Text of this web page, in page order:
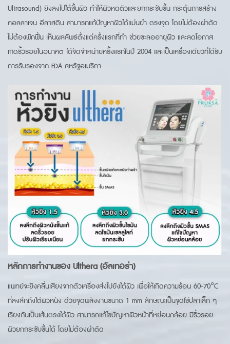
Ultrasound) ยิงลงไปใต้ชั้นผิว ทำให้ผิวหดตัวและยกกระชับขึ้น กระตุ้นการสร้าง
คอลลาเจน อีลาสติน สามารถแก้ปัญหาผิวได้แม่นยำ ตรงจุด โดยไม่ต้องผ่าตัด
ไม่ต้องพักฟื้น เห็นผลลัพธ์ตั้งแต่ครั้งแรกที่ทำ ช่วยชะลออายุผิว และลดโอกาส
เกิดริ้วรอยในอนาคต ได้จัดจำหน่ายครั้งแรกในปี 2004 และเป็นเครื่องเดียวที่ได้รับ
การรับรองจาก FDA สหรัฐอเมริกา
หลักการทำงานของ Ulthera (อัลเทอร่า)
แพทย์จะยิงคลื่นเสียงจากตัวเครื่องส่งไปยังใต้ผิว เพื่อให้เกิดความร้อน 60-70°C
ที่ลงลึกถึงใต้ผิวหนัง ด้วยจุดพลังงานขนาด 1 mm ลักษณะเป็นจุดไข่ปลาเล็ก ๆ
เรียงกันเป็นเส้นตรงใต้ผิว สามารถแก้ไขปัญหาผิวหน้าที่หย่อนคล้อย มีริ้วรอย
ผิวยกกระชับขึ้นได้ โดยไม่ต้องผ่าตัด